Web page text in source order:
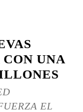
UNA
EL